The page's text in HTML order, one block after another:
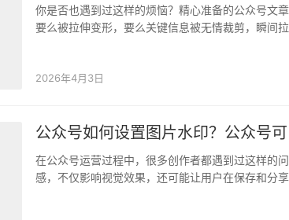
你是否也遇到过这样的烦恼？精心准备的公众号文
要么被拉伸变形，要么关键信息被无情裁剪，瞬间
2026年4月3日
公众号如何设置图片水印？公众号
在公众号运营过程中，很多创作者都遇到过这样的
感，不仅影响视觉效果，还可能让用户在保存和分